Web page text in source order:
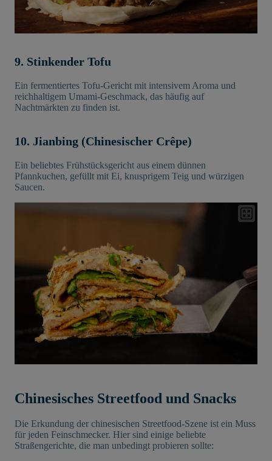
9. Stinkender Tofu
Ein fermentiertes Tofu-Gericht mit intensivem Aroma und
reichhaltigem Umami-Geschmack, das häufig auf
Nachtmärkten zu finden ist.
10. Jianbing (Chinesischer Crêpe)
Ein beliebtes Frühstücksgericht aus einem dünnen
Pfannkuchen, gefüllt mit Ei, knusprigem Teig und würzigen
Saucen.
Chinesisches Streetfood und Snacks
Die Erkundung der chinesischen Streetfood-Szene ist ein Muss
für jeden Feinschmecker. Hier sind einige beliebte
Straßengerichte, die man unbedingt probieren sollte: